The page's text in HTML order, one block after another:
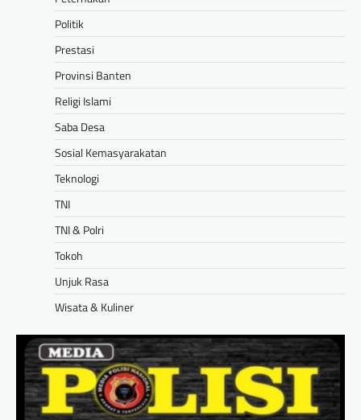
Politik
Prestasi
Provinsi Banten
Religi Islami
Saba Desa
Sosial Kemasyarakatan
Teknologi
TNI
TNI & Polri
Tokoh
Unjuk Rasa
Wisata & Kuliner